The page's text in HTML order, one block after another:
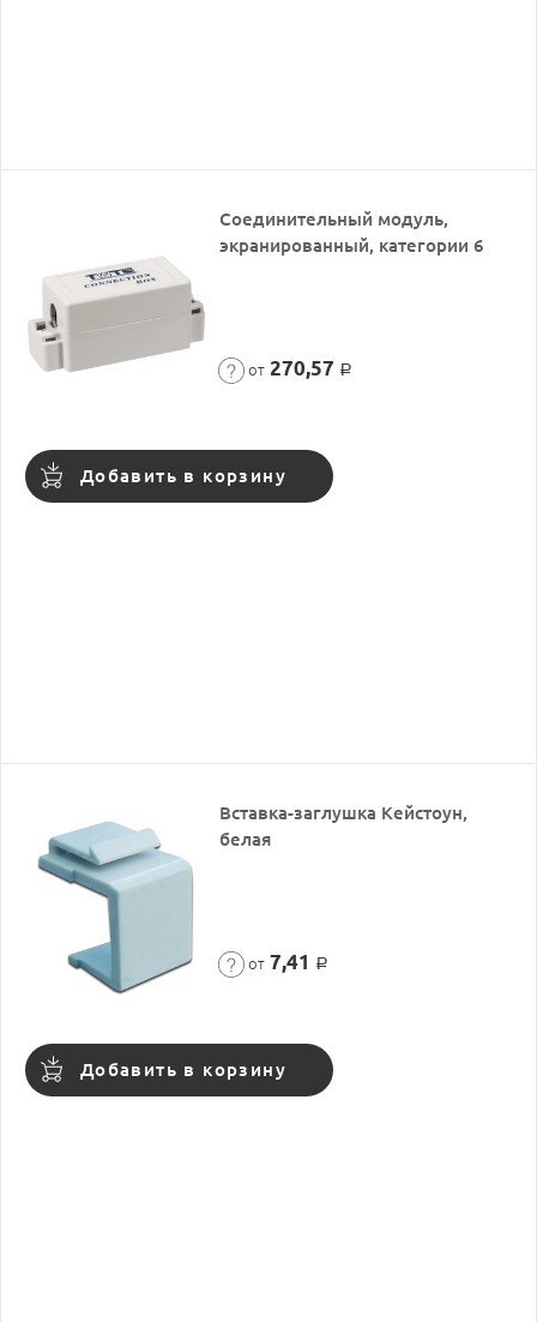
Соединительный модуль,
экранированный, категории 6
от 270,57 Р
Добавить в корзину
Вставка-заглушка Кейстоун,
белая
от 7,41 Р
Добавить в корзину